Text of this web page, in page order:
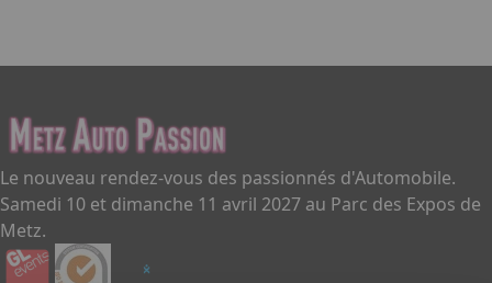
Le nouveau rendez-vous des passionnés d'Automobile.
Samedi 10 et dimanche 11 avril 2027 au Parc des Expos de
Metz.